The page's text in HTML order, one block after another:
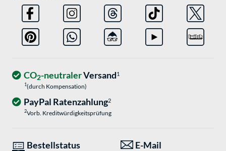
CO2-neutralerVersand1
1(durch Kompensation)
PayPal Ratenzahlung2
2Vorb. Kreditwürdigkeitsprüfung
Bestellstatus
E-Mail